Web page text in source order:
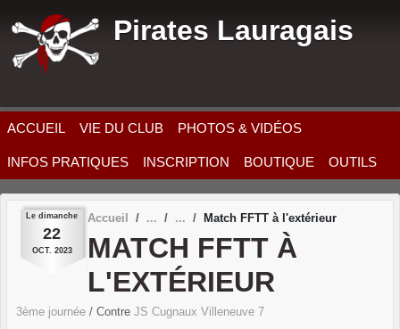
Pirates Lauragais
ACCUEIL VIE DU CLUB PHOTOS & VIDÉOS
INFOS PRATIQUES INSCRIPTION BOUTIQUE OUTILS
Le dimanche
22
OCT. 2023
Accueil Match FFTT à l'extérieur
MATCH FFTT À
L'EXTÉRIEUR
3ème journée / Contre JS Cugnaux Villeneuve 7